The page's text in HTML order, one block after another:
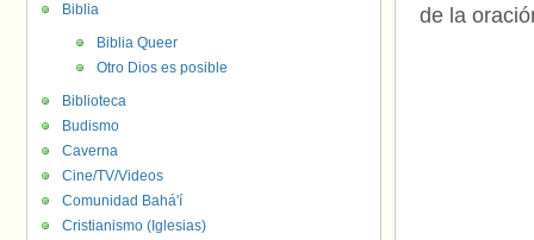
de la
Biblia
Biblia Queer
Otro Dios es posible
Biblioteca
Budismo
Caverna
Cine/TV/Videos
Comunidad Bahá'í
Cristianismo (Iglesias)